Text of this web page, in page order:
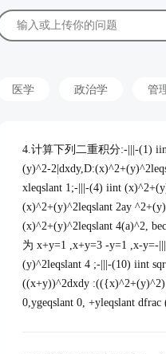
医学 政治学 管
4.计算下列二重积分:-|||-(1)
(y)^2-
xleqslant 1;-|||-(4) iint
(x)^2+(y)^2leqslant 2ay
(x)^2+(y)^2leqslant 4(a)^2,
为 x+y=1 ,x+y=3 -y=1 ,x-y=-
(y)^2leqslant 4 ;-|||-(10) iint
((x+y))^2dxdy
0,ygeqslant 0, +yleqslant